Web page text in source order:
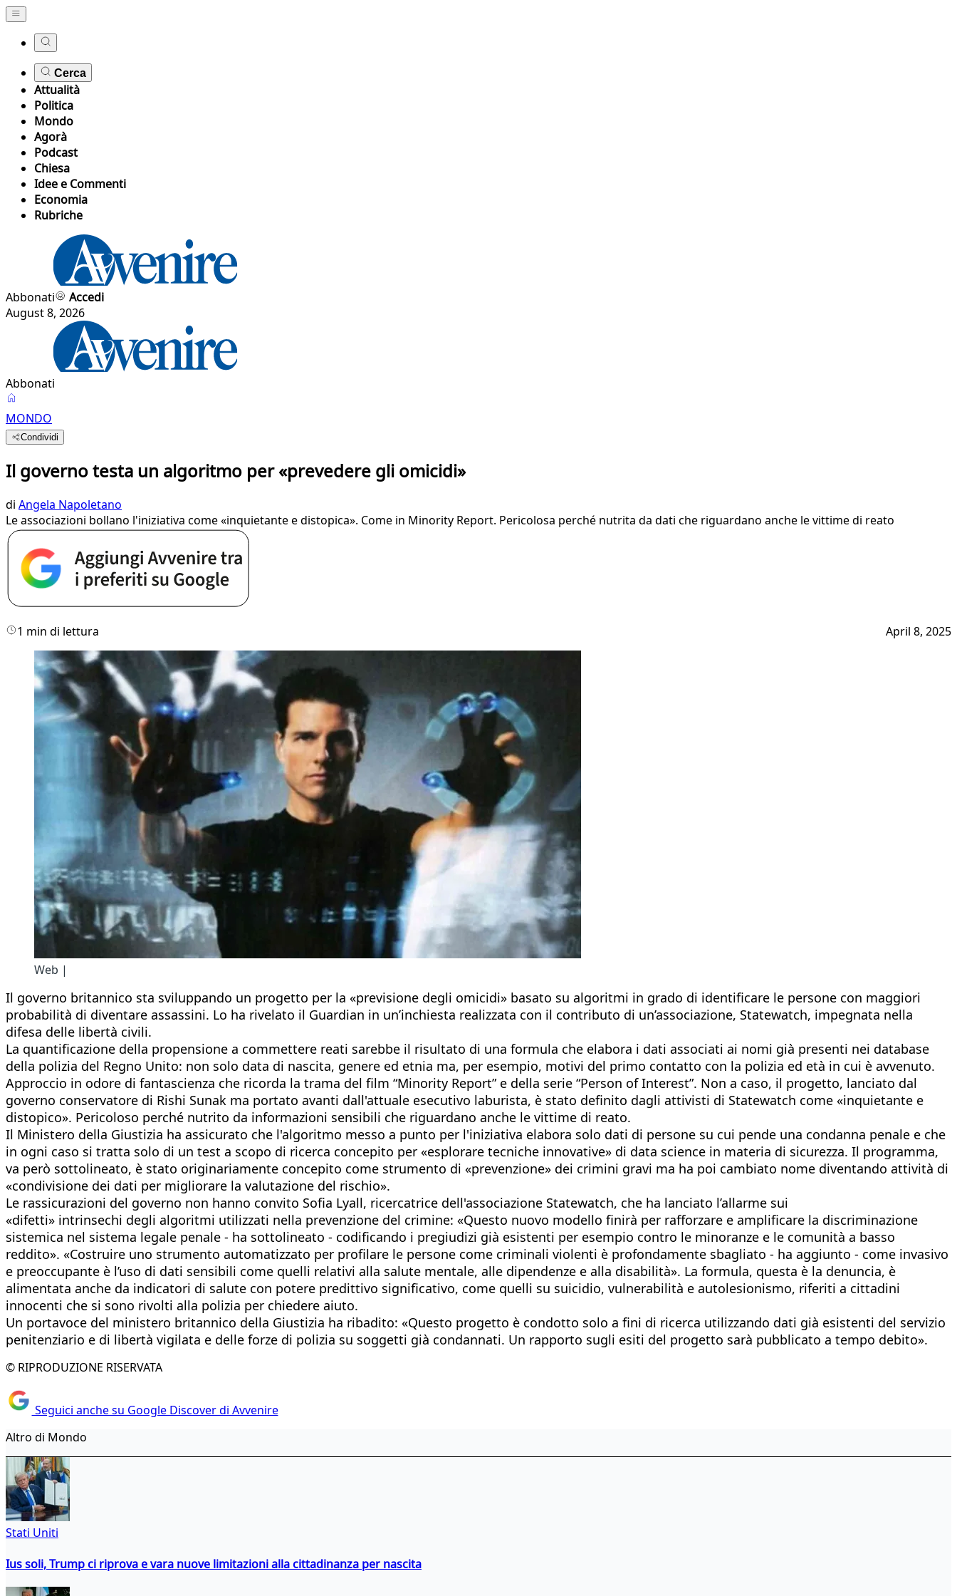
Cerca
Attualità
Politica
Mondo
Agorà
Podcast
Chiesa
Idee e Commenti
Economia
Rubriche
Abbonati
Accedi
August 8, 2026
Abbonati
MONDO
Condividi
Il governo testa un algoritmo per «prevedere gli omicidi»
di Angela Napoletano
Le associazioni bollano l'iniziativa come «inquietante e distopica». Come in Minority Report. Pericolosa perché nutrita da dati che riguardano anche le vittime di reato
1 min di lettura April 8, 2025
Web |
Il governo britannico sta sviluppando un progetto per la «previsione degli omicidi» basato su algoritmi in grado di identificare le persone con maggiori
probabilità di diventare assassini. Lo ha rivelato il Guardian in un’inchiesta realizzata con il contributo di un’associazione, Statewatch, impegnata nella
difesa delle libertà civili.
La quantificazione della propensione a commettere reati sarebbe il risultato di una formula che elabora i dati associati ai nomi già presenti nei database
della polizia del Regno Unito: non solo data di nascita, genere ed etnia ma, per esempio, motivi del primo contatto con la polizia ed età in cui è avvenuto.
Approccio in odore di fantascienza che ricorda la trama del film “Minority Report” e della serie “Person of Interest”. Non a caso, il progetto, lanciato dal
governo conservatore di Rishi Sunak ma portato avanti dall'attuale esecutivo laburista, è stato definito dagli attivisti di Statewatch come «inquietante e
distopico». Pericoloso perché nutrito da informazioni sensibili che riguardano anche le vittime di reato.
Il Ministero della Giustizia ha assicurato che l'algoritmo messo a punto per l'iniziativa elabora solo dati di persone su cui pende una condanna penale e che
in ogni caso si tratta solo di un test a scopo di ricerca concepito per «esplorare tecniche innovative» di data science in materia di sicurezza. Il programma,
va però sottolineato, è stato originariamente concepito come strumento di «prevenzione» dei crimini gravi ma ha poi cambiato nome diventando attività di
«condivisione dei dati per migliorare la valutazione del rischio».
Le rassicurazioni del governo non hanno convito Sofia Lyall, ricercatrice dell'associazione Statewatch, che ha lanciato l’allarme sui
«difetti» intrinsechi degli algoritmi utilizzati nella prevenzione del crimine: «Questo nuovo modello finirà per rafforzare e amplificare la discriminazione
sistemica nel sistema legale penale - ha sottolineato - codificando i pregiudizi già esistenti per esempio contro le minoranze e le comunità a basso
reddito». «Costruire uno strumento automatizzato per profilare le persone come criminali violenti è profondamente sbagliato - ha aggiunto - come invasivo
e preoccupante è l’uso di dati sensibili come quelli relativi alla salute mentale, alle dipendenze e alla disabilità». La formula, questa è la denuncia, è
alimentata anche da indicatori di salute con potere predittivo significativo, come quelli su suicidio, vulnerabilità e autolesionismo, riferiti a cittadini
innocenti che si sono rivolti alla polizia per chiedere aiuto.
Un portavoce del ministero britannico della Giustizia ha ribadito: «Questo progetto è condotto solo a fini di ricerca utilizzando dati già esistenti del servizio
penitenziario e di libertà vigilata e delle forze di polizia su soggetti già condannati. Un rapporto sugli esiti del progetto sarà pubblicato a tempo debito».
© RIPRODUZIONE RISERVATA
Seguici anche su Google Discover di Avvenire
Altro di Mondo
Stati Uniti
Ius soli, Trump ci riprova e vara nuove limitazioni alla cittadinanza per nascita